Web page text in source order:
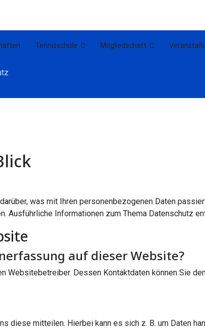
Tennisschule Mitgliedschaft
was mit Ihren personenbezogenen Daten
Ausführliche Informationen zum Thema Datenschutz
auf dieser Website?
Websitebetreiber. Dessen Kontaktdaten können Sie
diese mitteilen. Hierbei kann es sich z. B. um Daten